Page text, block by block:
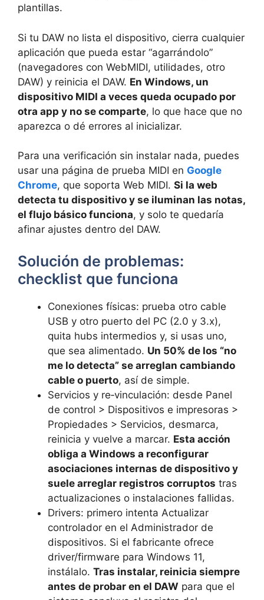
plantillas.
Si tu DAW no lista el dispositivo, cierra cualquier
aplicación que pueda estar “agarrándolo”
(navegadores con WebMIDI, utilidades, otro
DAW) y reinicia el DAW. En Windows, un
dispositivo MIDI a veces queda ocupado por
otra app y no se comparte, lo que hace que no
aparezca o dé errores al inicializar.
Para una verificación sin instalar nada, puedes
usar una página de prueba MIDI en Google
Chrome, que soporta Web MIDI. Si la web
detecta tu dispositivo y se iluminan las notas,
el flujo básico funciona, y solo te quedaría
afinar ajustes dentro del DAW.
Solución de problemas:
checklist que funciona
Conexiones físicas: prueba otro cable
USB y otro puerto del PC (2.0 y 3.x),
quita hubs intermedios y, si usas uno,
que sea alimentado. Un 50% de los “no
me lo detecta” se arreglan cambiando
cable o puerto, así de simple.
Servicios y re‑vinculación: desde Panel
de control > Dispositivos e impresoras >
Propiedades > Servicios, desmarca,
reinicia y vuelve a marcar. Esta acción
obliga a Windows a reconfigurar
asociaciones internas de dispositivo y
suele arreglar registros corruptos tras
actualizaciones o instalaciones fallidas.
Drivers: primero intenta Actualizar
controlador en el Administrador de
dispositivos. Si el fabricante ofrece
driver/firmware para Windows 11,
instálalo. Tras instalar, reinicia siempre
antes de probar en el DAW para que el